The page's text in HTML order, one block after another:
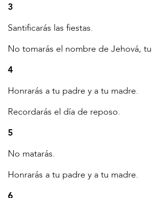
3
Santificarás las fiestas.
No tomarás el nombre de Jehová,
4
Honrarás a tu padre y a tu madre.
Recordarás el día de reposo.
5
No matarás.
Honrarás a tu padre y a tu madre.